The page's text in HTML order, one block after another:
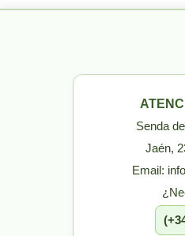
Senda
Jaén,
Email: